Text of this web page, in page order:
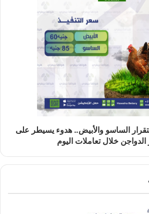
الساسو والأبيض.. هدوء يسيطر على
الدواجن خلال تعاملات اليوم